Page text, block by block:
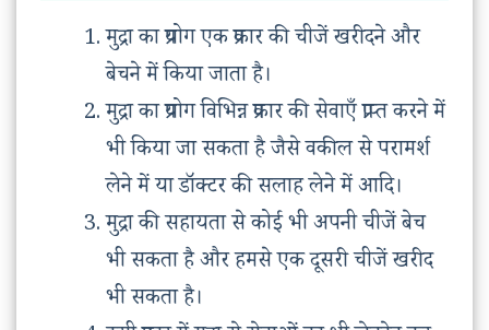
मुद्रा का प्रयोग एक प्रकार की चीजें खरीदने और
बेचने में किया जाता है।
मुद्रा का प्रयोग विभिन्न प्रकार की सेवाएँ प्राप्त करने में
भी किया जा सकता है जैसे वकील से परामर्श
लेने में या डॉक्टर की सलाह लेने में आदि।
मुद्रा की सहायता से कोई भी अपनी चीजें बेच
भी सकता है और हमसे एक दूसरी चीजें खरीद
भी सकता है।